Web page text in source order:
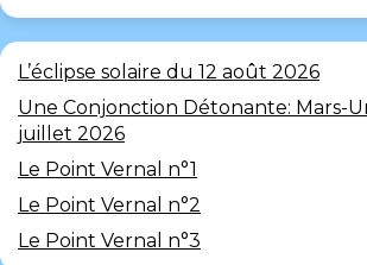
L’éclipse solaire du 12 août 2026
Une Conjonction Détonante: Mars-
juillet 2026
Le Point Vernal n°1
Le Point Vernal n°2
Le Point Vernal n°3